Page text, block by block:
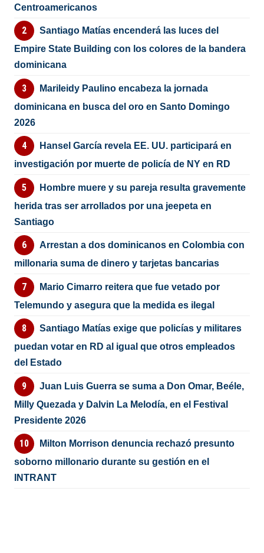
Centroamericanos
Santiago Matías encenderá las luces del
Empire State Building con los colores de la bandera
dominicana
Marileidy Paulino encabeza la jornada
dominicana en busca del oro en Santo Domingo
2026
Hansel García revela EE. UU. participará en
investigación por muerte de policía de NY en RD
Hombre muere y su pareja resulta gravemente
herida tras ser arrollados por una jeepeta en
Santiago
Arrestan a dos dominicanos en Colombia con
millonaria suma de dinero y tarjetas bancarias
Mario Cimarro reitera que fue vetado por
Telemundo y asegura que la medida es ilegal
Santiago Matías exige que policías y militares
puedan votar en RD al igual que otros empleados
del Estado
Juan Luis Guerra se suma a Don Omar, Beéle,
Milly Quezada y Dalvin La Melodía, en el Festival
Presidente 2026
Milton Morrison denuncia rechazó presunto
soborno millonario durante su gestión en el
INTRANT